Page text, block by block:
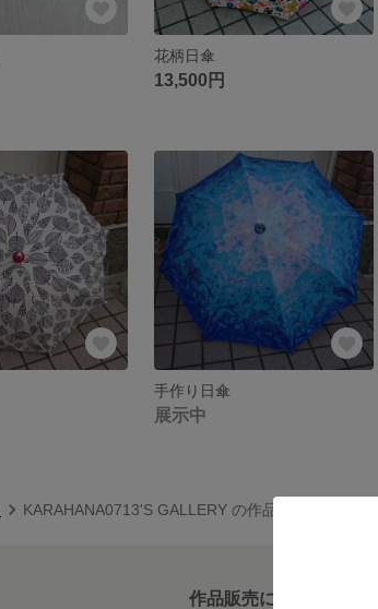
花柄日傘
13,500円
手作り日傘
展示中
KARAHANA0713'S GALLERY の作品一覧
作品販売について